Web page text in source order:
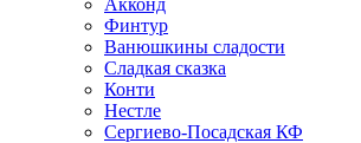
Финтур
Ванюшкины сладости
Сладкая сказка
Конти
Нестле
Сергиево-Посадская КФ